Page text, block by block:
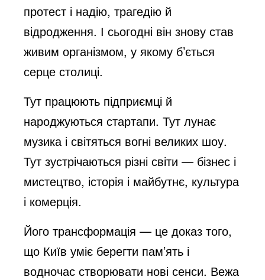
протест і надію, трагедію й
відродження. І сьогодні він знову став
живим організмом, у якому б’ється
серце столиці.
Тут працюють підприємці й
народжуються стартапи. Тут лунає
музика і світяться вогні великих шоу.
Тут зустрічаються різні світи — бізнес і
мистецтво, історія і майбутнє, культура
і комерція.
Його трансформація — це доказ того,
що Київ уміє берегти пам’ять і
водночас створювати нові сенси. Вежа